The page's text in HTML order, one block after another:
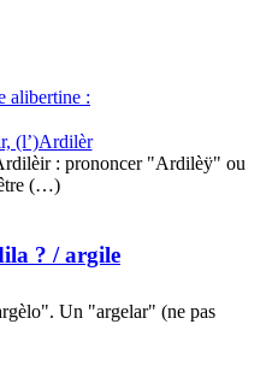
alibertine :
(l’)Ardilèr
: prononcer "Ardilèÿ" ou
(…)
? / argile
Un "argelar" (ne pas